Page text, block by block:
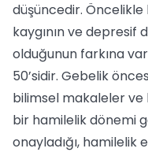
düşüncedir.
kaygının ve depresif
olduğunun farkına
50’sidir. Gebelik
bilimsel makaleler
bir hamilelik dönemi
onayladığı, hamilelik